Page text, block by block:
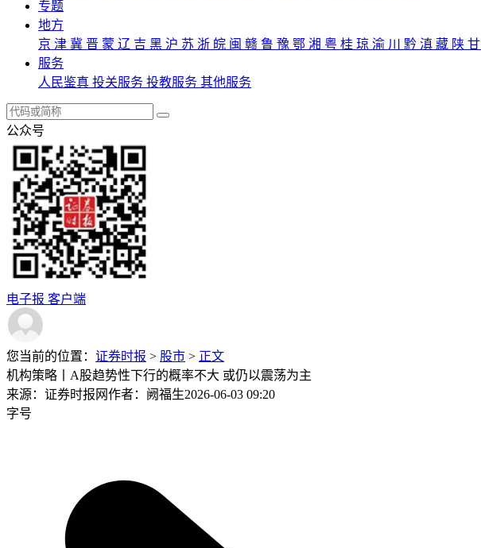
专题
地方
京 津 冀 晋 蒙 辽 吉 黑 沪 苏 浙 皖 闽 赣 鲁 豫 鄂 湘 粤 桂 琼 渝 川 黔 滇 藏 陕 甘
服务
人民鉴真 投关服务 投教服务 其他服务
公众号
电子报 客户端
您当前的位置： 证券时报 > 股市 > 正文
机构策略丨A股趋势性下行的概率不大 或仍以震荡为主
来源：证券时报网作者：阙福生2026-06-03 09:20
字号